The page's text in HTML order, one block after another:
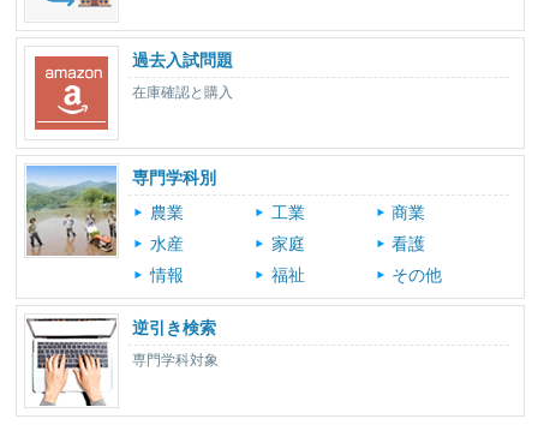
過去入試問題
在庫確認と購入
専門学科別
農業
工業
商業
水産
家庭
看護
情報
福祉 その他
逆引き検索
専門学科対象